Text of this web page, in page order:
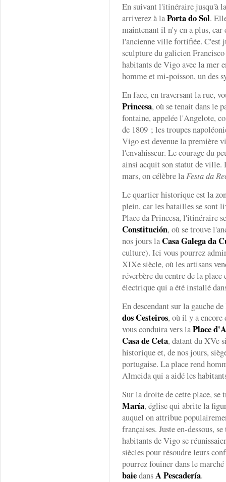
En suivant l'itinéraire jusqu'à
arriverez à laPorta do Sol.
maintenant il n'y en a plus, car
l'ancienne ville fortifiée. C'est
sculpture du galicien
habitants de Vigo avec la mer
homme et mi-poisson, un des
En face, en traversant la rue,
Princesa, où se tenait dans le
fontaine, appelée l'Angelote,
de 1809 ; les troupes
Vigo est devenue la première
l'envahisseur. Le courage du
ainsi acquit son statut de ville.
mars, on célèbre la Festa da
Le quartier historique est la
plein, car les batailles se sont
Place da Princesa, l'itinéraire
Constitución, où se trouve
nos jours laCasa Galega da
culture). Ici vous pourrez
XIXe siècle, où les artisans
réverbère du centre de la
électrique qui a été installé
En descendant sur la gauche
dos Cesteiros, où il y a encore
vous conduira vers laPlace
Casa de Ceta, datant du XVe
historique et, de nos jours,
portugaise. La place rend
Almeida qui a aidé les
Sur la droite de cette place, se
María, église qui abrite la
auquel on attribue
françaises. Juste en-dessous,
habitants de Vigo se
siècles pour résoudre leurs
pourrez fouiner dans le
baiedansA Pescadería.